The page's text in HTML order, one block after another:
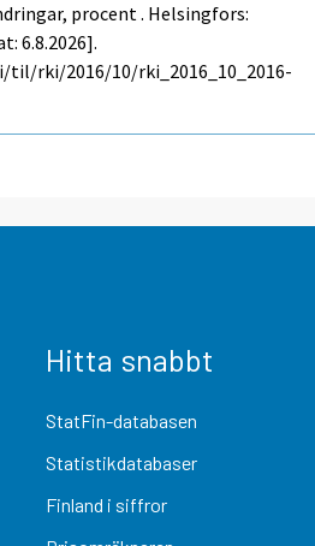
procent . Helsingfors:
6.8.2026].
rki/2016/10/rki_2016_10_2016-
Hitta snabbt
StatFin-databasen
Statistikdatabaser
Finland i siffror